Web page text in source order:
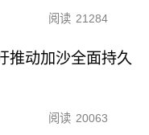
阅读 21284
推动加沙全面持久
阅读 20063